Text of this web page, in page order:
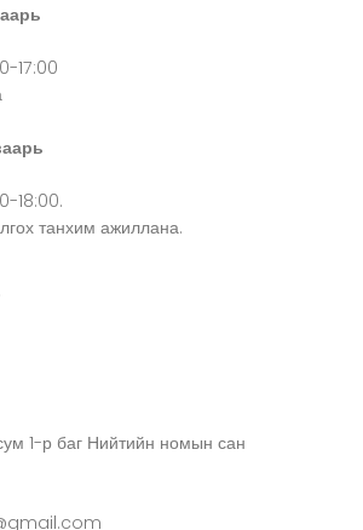
17:00
18:00.
танхим ажиллана.
1-р баг Нийтийн номын сан